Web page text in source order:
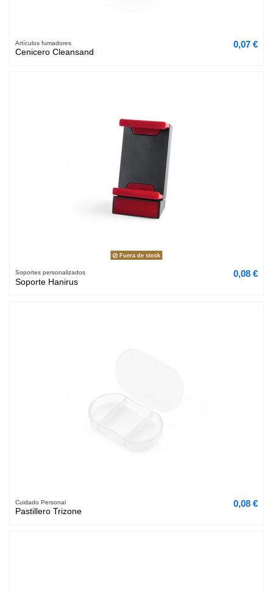
Artículos fumadores
Cenicero Cleansand
0,07 €
Fuera de stock
Soportes personalizados
Soporte Hanirus
0,08 €
Cuidado Personal
Pastillero Trizone
0,08 €